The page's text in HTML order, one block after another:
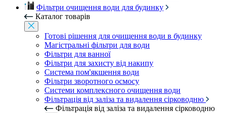
Фільтри очищення води для будинку
Каталог товарів
Готові рішення для очищення води в будинку
Магістральні фільтри для води
Фільтри для ванної
Фільтри для захисту від накипу
Система пом'якшення води
Фільтри зворотного осмосу
Системи комплексного очищення води
Фільтрація від заліза та видалення сірководню
Фільтрація від заліза та видалення сірководню